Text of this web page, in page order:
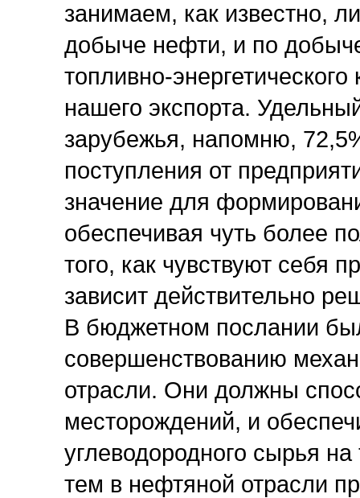
занимаем, как известно,
добыче нефти, и по
топливно-
нашего экспорта.
зарубежья, напомню,
поступления от
значение для
обеспечивая чуть более
того, как чувствуют себя
зависит действительно
В бюджетном послании
совершенствованию
отрасли. Они должны
месторождений, и
углеводородного сырья
тем в нефтяной отрасли